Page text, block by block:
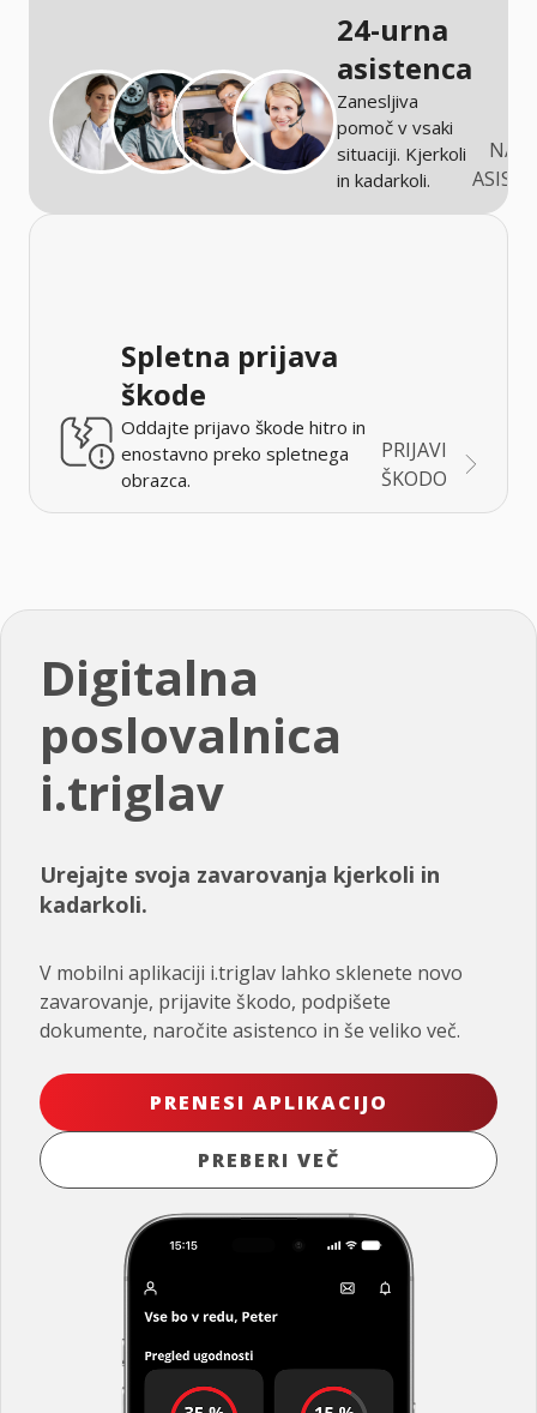
24-urna
asistenca
Zanesljiva
pomoč v vsaki
situaciji. Kjerkoli
in kadarkoli.
Spletna prijava
škode
Oddajte prijavo škode hitro in
enostavno preko spletnega
obrazca.
PRIJAVI
ŠKODO
Digitalna
poslovalnica
i.triglav
Urejajte svoja zavarovanja kjerkoli in
kadarkoli.
V mobilni aplikaciji i.triglav lahko sklenete novo
zavarovanje, prijavite škodo, podpišete
dokumente, naročite asistenco in še veliko več.
PRENESI APLIKACIJO
PREBERI VEČ